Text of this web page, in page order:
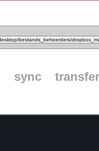
sync
transfer